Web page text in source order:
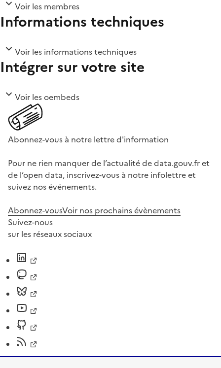
Voir les membres
Informations techniques
Voir les informations techniques
Intégrer sur votre site
Voir les oembeds
Abonnez-vous à notre lettre d'information
Pour ne rien manquer de l’actualité de data.gouv.fr et
de l’open data, inscrivez-vous à notre infolettre et
suivez nos événements.
Abonnez-vousVoir nos prochains évènements
Suivez-nous
sur les réseaux sociaux